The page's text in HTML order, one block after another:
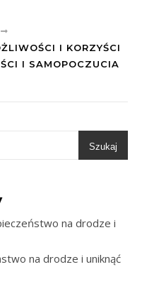
I KORZYŚCI
I SAMOPOCZUCIA
Szukaj
na drodze i
na drodze i uniknąć